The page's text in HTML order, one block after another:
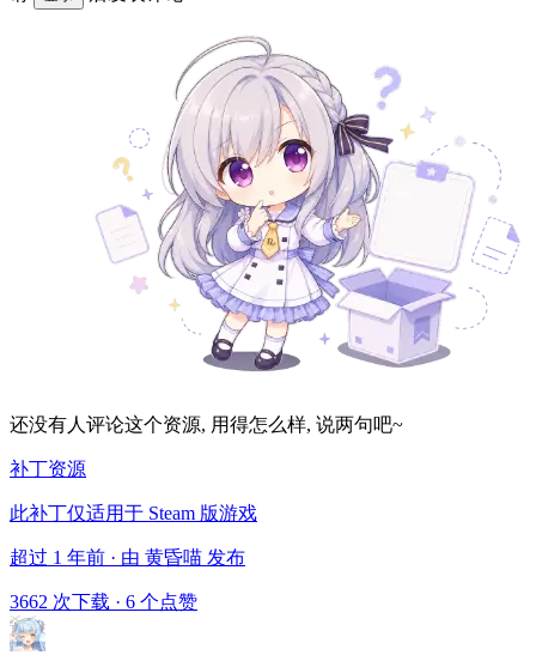
还没有人评论这个资源, 用得怎么样, 说两句吧~
补丁资源
此补丁仅适用于 Steam 版游戏
超过 1 年前 · 由 黄昏喵 发布
3662 次下载 · 6 个点赞